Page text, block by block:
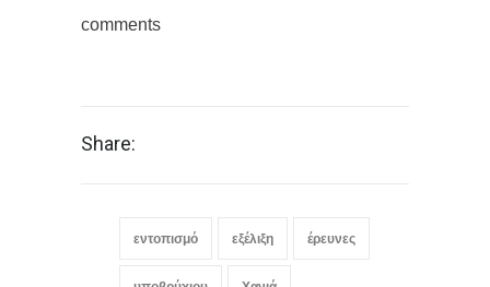
comments
Share:
εντοπισμό εξέλιξη έρευνες